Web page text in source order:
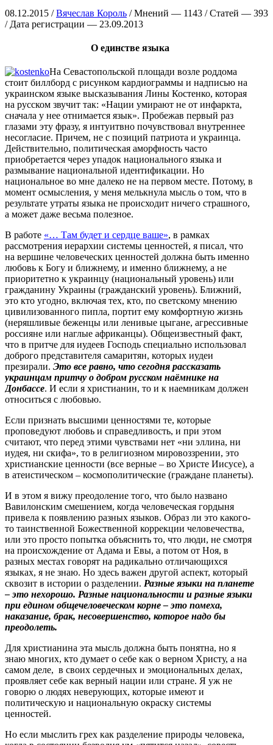
08.12.2015 /Вячеслав Король / Мнений — 1143 / Статей — 393
/ Дата регистрации — 23.09.2013
О единстве языка
На Севастопольской площади возле роддома
стоит биллборд с рисунком кардиограммы и надписью на
украинском языке высказывания Лины Костенко, которая
на русском звучит так: «Нации умирают не от инфаркта,
сначала у нее отнимается язык». Пробежав первый раз
глазами эту фразу, я интуитвно почувствовал внутреннее
несогласие. Причем, не с позиций патриота и украинца.
Действительно, политическая аморфность часто
приобретается через упадок национального языка и
размывание национальной идентификации. Но
национальное во мне далеко не на первом месте. Потому, в
момент осмысления, у меня мелькнула мысль о том, что в
результате утраты языка не происходит ничего страшного,
а может даже весьма полезное.
В работе «… Там будет и сердце ваше», в рамках
рассмотрения иерархии системы ценностей, я писал, что
на вершине человеческих ценностей должна быть именно
любовь к Богу и ближнему, и именно ближнему, а не
приоритетно к украинцу (национальный уровень) или
гражданину Украины (гражданский уровень). Ближний,
это кто угодно, включая тех, кто, по светскому мнению
цивилизованного пипла, портит ему комфортную жизнь
(неряшливые беженцы или ленивые цыгане, агрессивные
россияне или наглые африканцы). Общеизвестный факт,
что в притче для иудеев Господь специально использовал
доброго представителя самаритян, которых иудеи
презирали. Это все равно, что сегодня рассказать
украинцам притчу о добром русском наёмнике на
Донбассе. И если я христианин, то и к наемникам должен
относиться с любовью.
Если признать высшими ценностями те, которые
проповедуют любовь и справедливость, и при этом
считают, что перед этими чувствами нет «ни эллина, ни
иудея, ни скифа», то в религиозном мировоззрении, это
христианские ценности (все верные – во Христе Иисусе), а
в атеистическом – космополитические (граждане планеты).
И в этом я вижу преодоление того, что было названо
Вавилонским смешением, когда человеческая гордыня
привела к появлению разных языков. Образ ли это какого-
то таинственной Божественной коррекции человечества,
или это просто попытка объяснить то, что люди, не смотря
на происхождение от Адама и Евы, а потом от Ноя, в
разных местах говорят на радикально отличающихся
языках, я не знаю. Но здесь важен другой аспект, который
сквозит в истории о разделении. Разные языки на планете
– это нехорошо. Разные национальности и разные языки
при едином общечеловеческом корне – это помеха,
наказание, брак, несовершенство, которое надо бы
преодолеть.
Для христианина эта мысль должна быть понятна, но я
знаю многих, кто думает о себе как о верном Христу, а на
самом деле, в своих сердечных и эмоциональных делах,
проявляет себе как верный нации или стране. Я уж не
говорю о людях неверующих, которые имеют и
политическую и национальную окраску системы
ценностей.
Но если мыслить грех как разделение природы человека,